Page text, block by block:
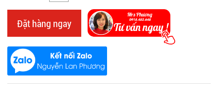
Đặt hàng ngay